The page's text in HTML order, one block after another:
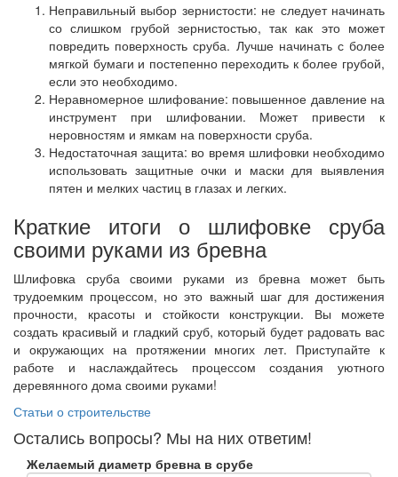
Неправильный выбор зернистости: не следует начинать
со слишком грубой зернистостью, так как это может
повредить поверхность сруба. Лучше начинать с более
мягкой бумаги и постепенно переходить к более грубой,
если это необходимо.
Неравномерное шлифование: повышенное давление на
инструмент при шлифовании. Может привести к
неровностям и ямкам на поверхности сруба.
Недостаточная защита: во время шлифовки необходимо
использовать защитные очки и маски для выявления
пятен и мелких частиц в глазах и легких.
Краткие итоги о шлифовке сруба
своими руками из бревна
Шлифовка сруба своими руками из бревна может быть
трудоемким процессом, но это важный шаг для достижения
прочности, красоты и стойкости конструкции. Вы можете
создать красивый и гладкий сруб, который будет радовать вас
и окружающих на протяжении многих лет. Приступайте к
работе и наслаждайтесь процессом создания уютного
деревянного дома своими руками!
Рубрики:
Статьи о строительстве
Остались вопросы? Мы на них ответим!
Желаемый диаметр бревна в срубе